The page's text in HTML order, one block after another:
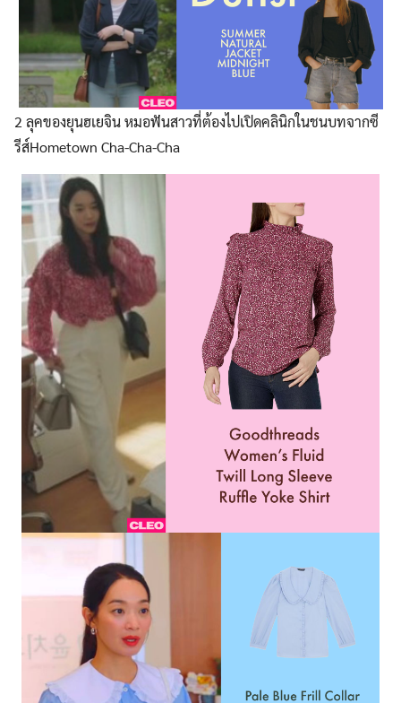
Search
for:
2 ลุคของยุนฮเยจิน หมอฟันสาวที่ต้องไปเปิดคลินิกในชนบทจากซี
รีส์Hometown Cha-Cha-Cha